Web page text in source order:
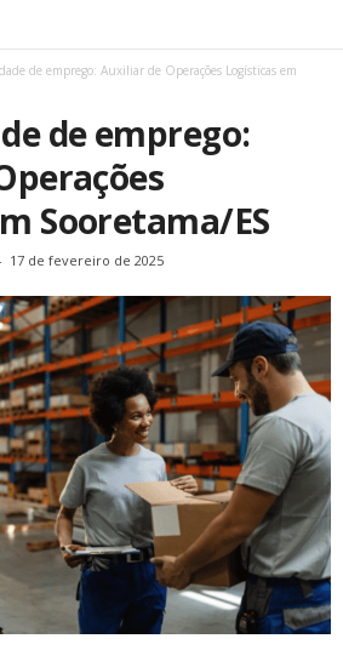
de emprego: Auxiliar de Operações Logísticas em
de emprego:
Sooretama/ES
17 de fevereiro de 2025